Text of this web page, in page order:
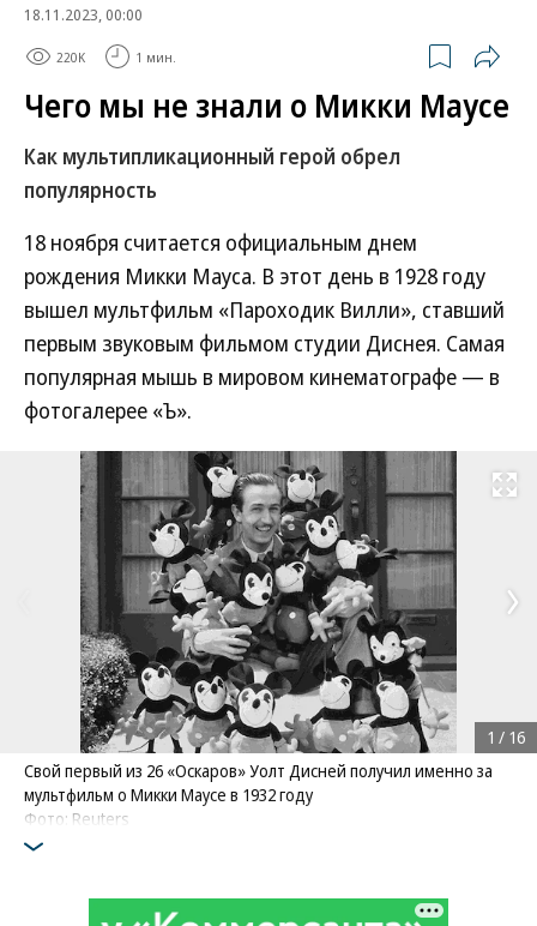
18.11.2023, 00:00
220K 1 мин.
Чего мы не знали о Микки Маусе
Как мультипликационный герой обрел
популярность
18 ноября считается официальным днем
рождения Микки Мауса. В этот день в 1928 году
вышел мультфильм «Пароходик Вилли», ставший
первым звуковым фильмом студии Диснея. Самая
популярная мышь в мировом кинематографе — в
фотогалерее «Ъ».
Развернуть
Свой первый из 26 «Оскаров» Уолт Дисней получил именно за
мультфильм о Микки Маусе в 1932 году
Фото: Reuters
1 / 16